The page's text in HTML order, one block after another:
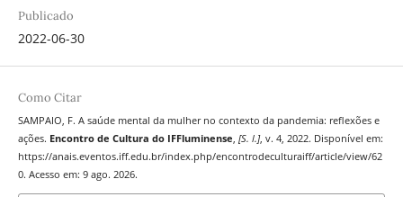
Publicado
2022-06-30
Como Citar
SAMPAIO, F. A saúde mental da mulher no contexto da pandemia: reflexões e
ações. Encontro de Cultura do IFFluminense, [S. l.], v. 4, 2022. Disponível em:
https://anais.eventos.iff.edu.br/index.php/encontrodeculturaiff/article/view/62
0. Acesso em: 9 ago. 2026.